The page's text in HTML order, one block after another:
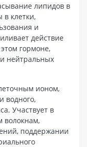
липидов в
в клетки,
и
действие
гормоне,
нейтральных
ионом,
водного,
Участвует в
волокнам,
поддержании